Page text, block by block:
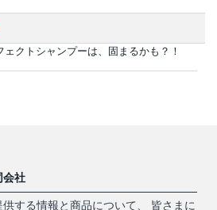
クトシャンプーは、固まるかも？！
会社
する情報と商品について、 皆さまに